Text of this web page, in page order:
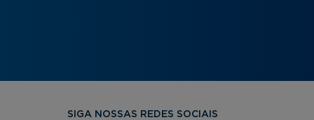
SIGA NOSSAS REDES SOCIAIS